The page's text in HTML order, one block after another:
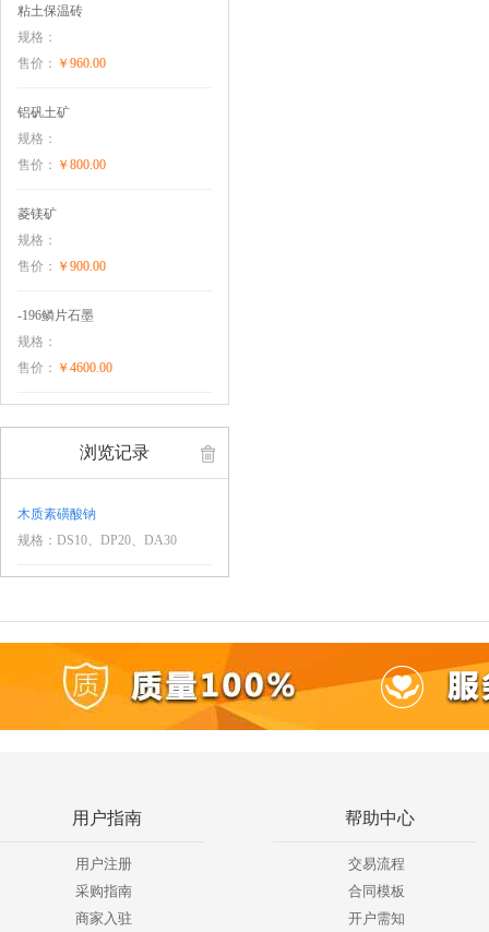
粘土保温砖
规格：
售价： ￥960.00
铝矾土矿
规格：
售价： ￥800.00
菱镁矿
规格：
售价： ￥900.00
-196鳞片石墨
规格：
售价： ￥4600.00
浏览记录
木质素磺酸钠
规格：DS10、DP20、DA30
用户指南
用户注册
采购指南
商家入驻
帮助中心
交易流程
合同模板
开户需知